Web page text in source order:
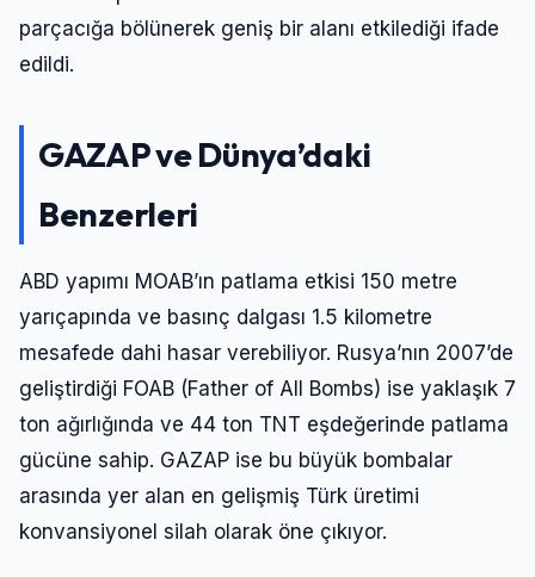
parçacığa bölünerek geniş bir alanı etkilediği ifade
edildi.
GAZAP ve Dünya’daki
Benzerleri
ABD yapımı MOAB’ın patlama etkisi 150 metre
yarıçapında ve basınç dalgası 1.5 kilometre
mesafede dahi hasar verebiliyor. Rusya’nın 2007’de
geliştirdiği FOAB (Father of All Bombs) ise yaklaşık 7
ton ağırlığında ve 44 ton TNT eşdeğerinde patlama
gücüne sahip. GAZAP ise bu büyük bombalar
arasında yer alan en gelişmiş Türk üretimi
konvansiyonel silah olarak öne çıkıyor.